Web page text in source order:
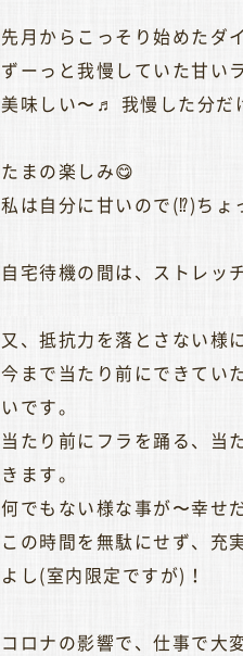
先月からこっそり始めたダ
ずーっと我慢していた甘い
美味しい〜♬ 我慢した分だ
たまの楽しみ😋
私は自分に甘いので(⁉︎)ち
自宅待機の間は、ストレッ
又、抵抗力を落とさない様
今まで当たり前にできてい
いです。
当たり前にフラを踊る、当
きます。
何でもない様な事が〜幸せ
この時間を無駄にせず、充
よし(室内限定ですが)！
コロナの影響で、仕事で大